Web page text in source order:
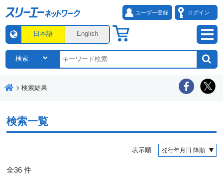
ユーザー登録 ログイン
日本語 English
検索結果
検索一覧
表示順
全36 件